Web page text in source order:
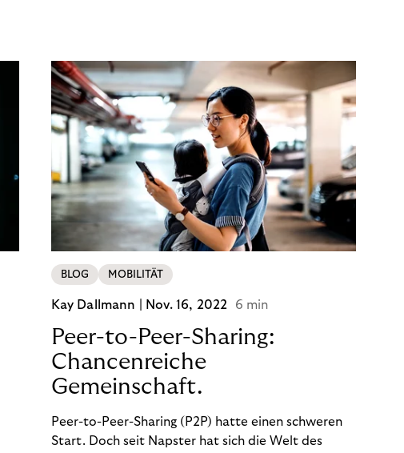
entdeckt. Und das neue Geschäftsmodell rentiert
sich. Doch was genau können Sie tun, um
Abozahlungen für Ihren Erfolg zu nutzen?
BLOG MOBILITÄT
Kay Dallmann | Nov. 16, 2022 6 min
Peer-to-Peer-Sharing:
Chancenreiche
Gemeinschaft.
Peer-to-Peer-Sharing (P2P) hatte einen schweren
Start. Doch seit Napster hat sich die Welt des